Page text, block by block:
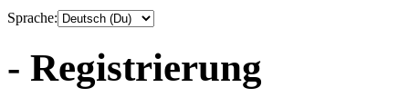
Sprache:
- Registrierung